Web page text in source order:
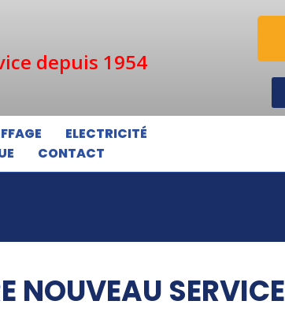
depuis 1954
ELECTRICITÉ
CONTACT
NOUVEAU SERVICE